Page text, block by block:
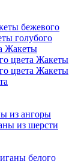
бежевого
голубого
Жакеты
цвета Жакеты
цвета Жакеты
из ангоры
из шерсти
белого